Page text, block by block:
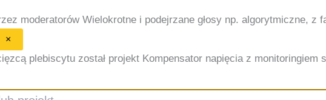
moderatorów Wielokrotne i podejrzane głosy np. algorytmiczne, z
×
plebiscytu został projekt Kompensator napięcia z monitoringiem